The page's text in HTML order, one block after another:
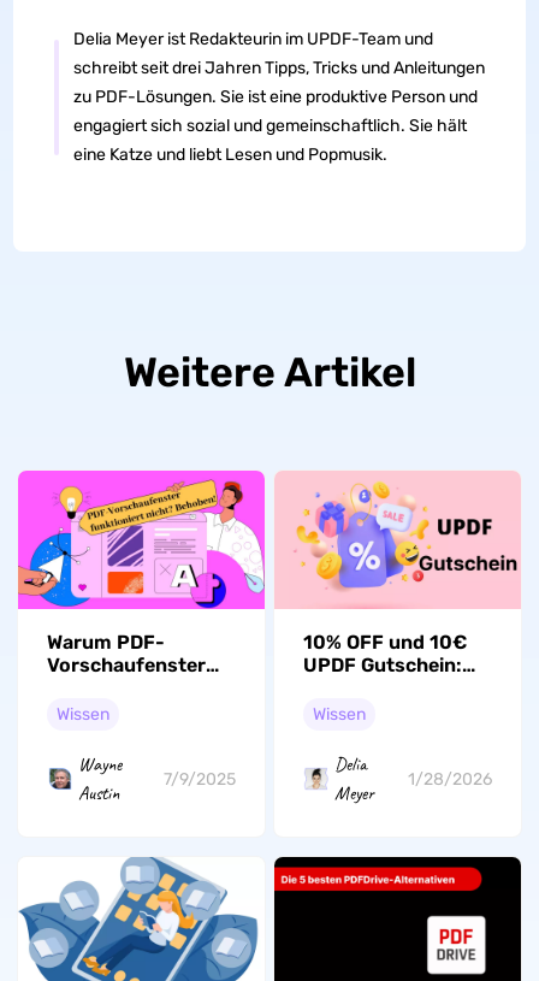
Delia Meyer ist Redakteurin im UPDF-Team und
schreibt seit drei Jahren Tipps, Tricks und Anleitungen
zu PDF-Lösungen. Sie ist eine produktive Person und
engagiert sich sozial und gemeinschaftlich. Sie hält
eine Katze und liebt Lesen und Popmusik.
Weitere Artikel
Warum PDF-
Vorschaufenster
im Datei-Explorer
Wissen
Wayne
Austin
7/9/2025
10% OFF und 10€
UPDF Gutschein:
Freischalten!
Wissen
Delia
Meyer
1/28/2026